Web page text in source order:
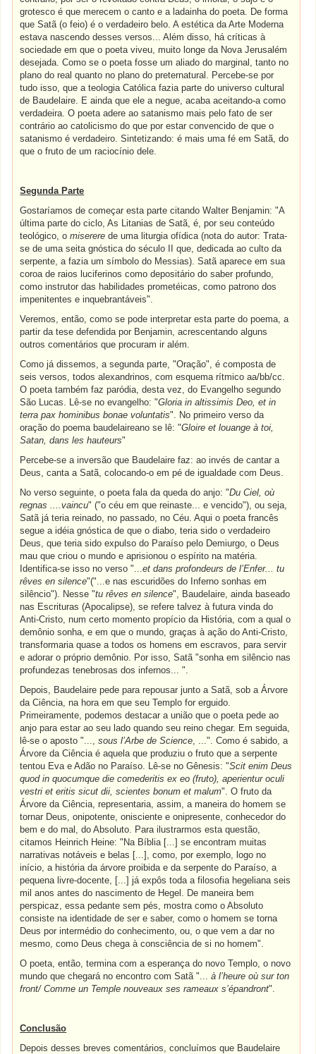
grotesco é que merecem o canto e a ladainha do poeta. De forma
que Satã (o feio) é o verdadeiro belo. A estética da Arte Moderna
estava nascendo desses versos... Além disso, há críticas à
sociedade em que o poeta viveu, muito longe da Nova Jerusalém
desejada. Como se o poeta fosse um aliado do marginal, tanto no
plano do real quanto no plano do preternatural. Percebe-se por
tudo isso, que a teologia Católica fazia parte do universo cultural
de Baudelaire. E ainda que ele a negue, acaba aceitando-a como
verdadeira. O poeta adere ao satanismo mais pelo fato de ser
contrário ao catolicismo do que por estar convencido de que o
satanismo é verdadeiro. Sintetizando: é mais uma fé em Satã, do
que o fruto de um raciocínio dele.
Segunda Parte
Gostaríamos de começar esta parte citando Walter Benjamin: "A
última parte do ciclo, As Litanias de Satã, é, por seu conteúdo
teológico, omiserere de uma liturgia ofídica (nota do autor: Trata-
se de uma seita gnóstica do século II que, dedicada ao culto da
serpente, a fazia um símbolo do Messias). Satã aparece em sua
coroa de raios luciferinos como depositário do saber profundo,
como instrutor das habilidades prometéicas, como patrono dos
impenitentes e inquebrantáveis".
Veremos, então, como se pode interpretar esta parte do poema, a
partir da tese defendida por Benjamin, acrescentando alguns
outros comentários que procuram ir além.
Como já dissemos, a segunda parte, "Oração", é composta de
seis versos, todos alexandrinos, com esquema rítmico aa/bb/cc.
O poeta também faz paródia, desta vez, do Evangelho segundo
São Lucas. Lê-se no evangelho: "Gloria in altissimis Deo, et in
terra pax hominibus bonae voluntatis". No primeiro verso da
oração do poema baudelaireano se lê: "Gloire et louange à toi,
Satan, dans les hauteurs"
Percebe-se a inversão que Baudelaire faz: ao invés de cantar a
Deus, canta a Satã, colocando-o em pé de igualdade com Deus.
No verso seguinte, o poeta fala da queda do anjo: "Du Ciel, où
regnas ....vaincu" ("o céu em que reinaste... e vencido"), ou seja,
Satã já teria reinado, no passado, no Céu. Aqui o poeta francês
segue a idéia gnóstica de que o diabo, teria sido o verdadeiro
Deus, que teria sido expulso do Paraíso pelo Demiurgo, o Deus
mau que criou o mundo e aprisionou o espírito na matéria.
Identifica-se isso no verso "...et dans profondeurs de l’Enfer... tu
rêves en silence"("...e nas escuridões do Inferno sonhas em
silêncio"). Nesse "tu rêves en silence", Baudelaire, ainda baseado
nas Escrituras (Apocalipse), se refere talvez à futura vinda do
Anti-Cristo, num certo momento propício da História, com a qual o
demônio sonha, e em que o mundo, graças à ação do Anti-Cristo,
transformaria quase a todos os homens em escravos, para servir
e adorar o próprio demônio. Por isso, Satã "sonha em silêncio nas
profundezas tenebrosas dos infernos... ".
Depois, Baudelaire pede para repousar junto a Satã, sob a Árvore
da Ciência, na hora em que seu Templo for erguido.
Primeiramente, podemos destacar a união que o poeta pede ao
anjo para estar ao seu lado quando seu reino chegar. Em seguida,
lê-se o aposto "...,sous l’Arbe de Science, ...". Como é sabido, a
Árvore da Ciência é aquela que produziu o fruto que a serpente
tentou Eva e Adão no Paraíso. Lê-se no Gênesis: "Scit enim Deus
quod in quocumque die comederitis ex eo (fruto), aperientur oculi
vestri et eritis sicut dii, scientes bonum et malum". O fruto da
Árvore da Ciência, representaria, assim, a maneira do homem se
tornar Deus, onipotente, onisciente e onipresente, conhecedor do
bem e do mal, do Absoluto. Para ilustrarmos esta questão,
citamos Heinrich Heine: "Na Bíblia [...] se encontram muitas
narrativas notáveis e belas [...], como, por exemplo, logo no
início, a história da árvore proibida e da serpente do Paraíso, a
pequena livre-docente, [...] já expôs toda a filosofia hegeliana seis
mil anos antes do nascimento de Hegel. De maneira bem
perspicaz, essa pedante sem pés, mostra como o Absoluto
consiste na identidade de ser e saber, como o homem se torna
Deus por intermédio do conhecimento, ou, o que vem a dar no
mesmo, como Deus chega à consciência de si no homem".
O poeta, então, termina com a esperança do novo Templo, o novo
mundo que chegará no encontro com Satã "...à l’heure où sur ton
front/ Comme un Temple nouveaux ses rameaux s’épandront".
Conclusão
Depois desses breves comentários, concluímos que Baudelaire